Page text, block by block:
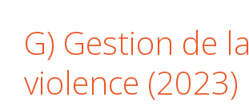
G) Gestion de la
violence (2023)